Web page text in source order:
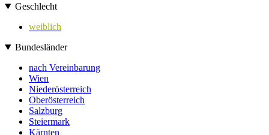
Geschlecht
weiblich
Bundesländer
nach Vereinbarung
Wien
Niederösterreich
Oberösterreich
Salzburg
Steiermark
Kärnten